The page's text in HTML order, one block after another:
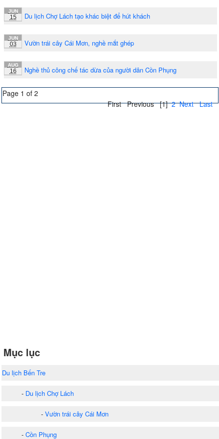
JUN
15 Du lịch Chợ Lách tạo khác biệt để hút khách
JUN
03 Vườn trái cây Cái Mơn, nghề mắt ghép
AUG
16 Nghề thủ công chế tác dừa của người dân Cồn Phụng
Page 1 of 2
First Previous [1] 2 Next Last
Mục lục
Du lịch Bến Tre
- Du lịch Chợ Lách
- Vườn trái cây Cái Mơn
- Cồn Phụng